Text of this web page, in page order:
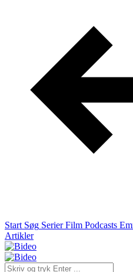
Start Søg Serier Film Podcasts
Artikler